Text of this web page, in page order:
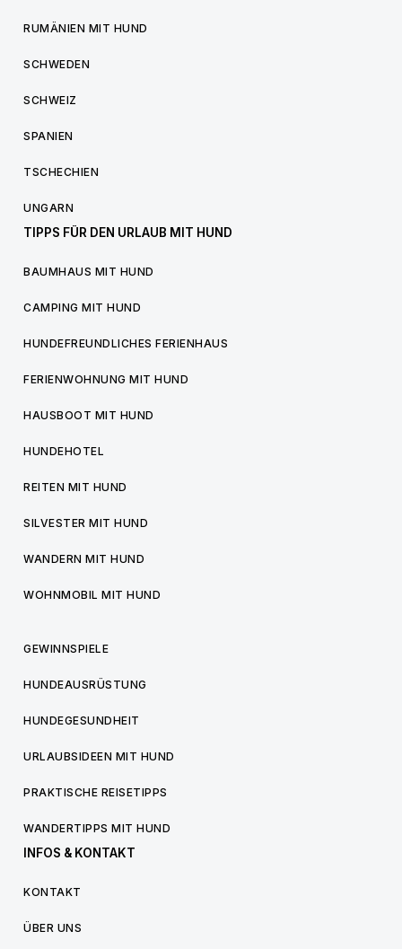
RUMÄNIEN MIT HUND
SCHWEDEN
SCHWEIZ
SPANIEN
TSCHECHIEN
UNGARN
TIPPS FÜR DEN URLAUB MIT HUND
BAUMHAUS MIT HUND
CAMPING MIT HUND
HUNDEFREUNDLICHES FERIENHAUS
FERIENWOHNUNG MIT HUND
HAUSBOOT MIT HUND
HUNDEHOTEL
REITEN MIT HUND
SILVESTER MIT HUND
WANDERN MIT HUND
WOHNMOBIL MIT HUND
GEWINNSPIELE
HUNDEAUSRÜSTUNG
HUNDEGESUNDHEIT
URLAUBSIDEEN MIT HUND
PRAKTISCHE REISETIPPS
WANDERTIPPS MIT HUND
INFOS & KONTAKT
KONTAKT
ÜBER UNS